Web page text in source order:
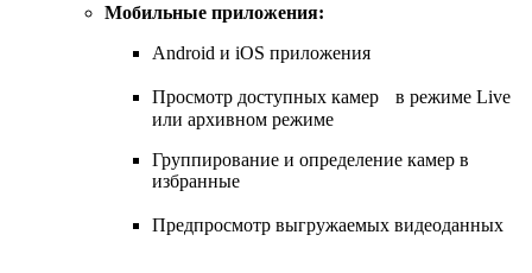
Mобильные приложения:
Android и iOS приложения
Просмотр доступных камер в режиме Live
или архивном режиме
Группирование и определение камер в
избранные
Предпросмотр выгружаемых видеоданных